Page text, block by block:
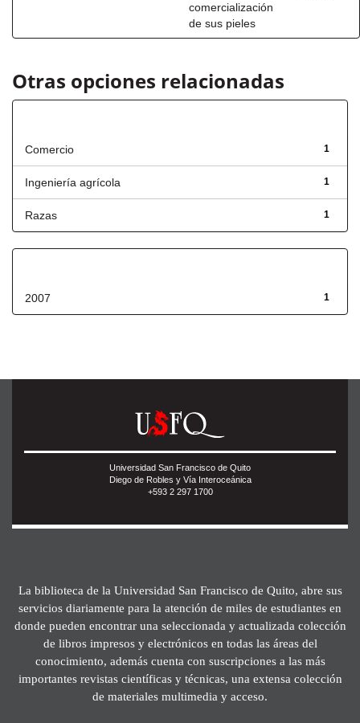
comercialización
de sus pieles
Otras opciones relacionadas
1
Comercio
1
Ingeniería agrícola
1
Razas
1
2007
Universidad San Francisco de Quito
Diego de Robles y Vía Interoceánica
+593 2 297 1700
La biblioteca de la Universidad San Francisco de Quito, abre sus
servicios diariamente para la atención de miles de estudiantes en
donde pueden encontrar una seleccionada y actualizada colección
de libros impresos y electrónicos en todas las áreas del
conocimiento, además cuenta con suscripciones a las más
importantes revistas científicas y técnicas, una extensa colección
de materiales multimedia y acceso.